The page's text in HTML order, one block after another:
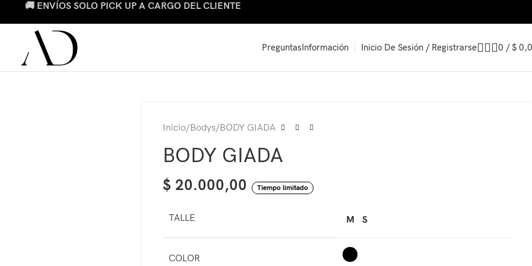
🚚 ENVÍOS SOLO PICK UP A CARGO DEL CLIENTE
PreguntasInformación Inicio De Sesión / Registrarse 0 / $
Inicio Bodys BODY GIADA
BODY GIADA
$ 20.000,00 Tiempo limitado
TALLE M S
COLOR